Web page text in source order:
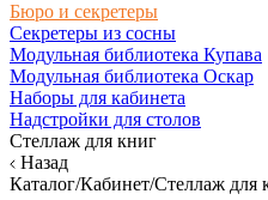
Бюро и секретеры
Секретеры из сосны
Модульная библиотека Купава
Модульная библиотека Оскар
Наборы для кабинета
Надстройки для столов
Стеллаж для книг
Назад
Каталог/Кабинет/Стеллаж для